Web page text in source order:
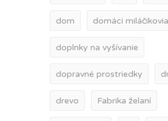
dom domáci miláčikovia
doplnky na vyšívanie
dopravné prostriedky
drevo Fabrika želaní